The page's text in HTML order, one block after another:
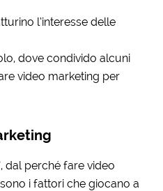
l’interesse delle
dove condivido alcuni
video marketing per
dal perché fare video
i fattori che giocano a